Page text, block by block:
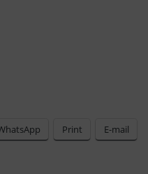
Print E-mail